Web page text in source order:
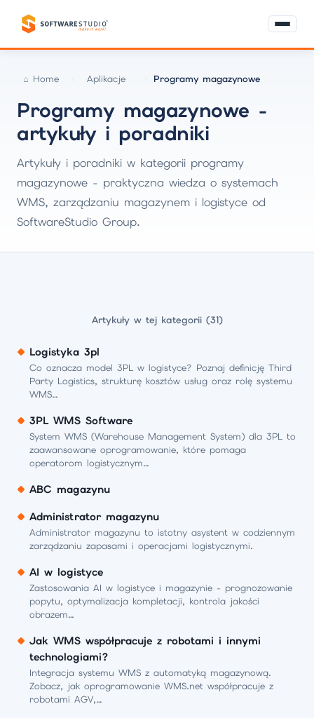
Home Aplikacje Programy magazynowe
Programy magazynowe -
artykuły i poradniki
Artykuły i poradniki w kategorii programy
magazynowe - praktyczna wiedza o systemach
WMS, zarządzaniu magazynem i logistyce od
SoftwareStudio Group.
Artykuły w tej kategorii (31)
Logistyka 3pl
Co oznacza model 3PL w logistyce? Poznaj definicję Third
Party Logistics, strukturę kosztów usług oraz rolę systemu
WMS…
3PL WMS Software
System WMS (Warehouse Management System) dla 3PL to
zaawansowane oprogramowanie, które pomaga
operatorom logistycznym…
ABC magazynu
Administrator magazynu
Administrator magazynu to istotny asystent w codziennym
zarządzaniu zapasami i operacjami logistycznymi.
AI w logistyce
Zastosowania AI w logistyce i magazynie - prognozowanie
popytu, optymalizacja kompletacji, kontrola jakości
obrazem…
Jak WMS współpracuje z robotami i innymi
technologiami?
Integracja systemu WMS z automatyką magazynową.
Zobacz, jak oprogramowanie WMS.net współpracuje z
robotami AGV,…